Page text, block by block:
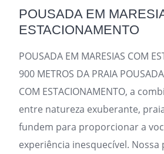
POUSADA EM
ESTACIONAMENTO
POUSADA EM MARESIAS COM
900 METROS DA PRAIA
COM ESTACIONAMENTO, a
entre natureza exuberante,
fundem para proporcionar a
experiência inesquecível. Nossa